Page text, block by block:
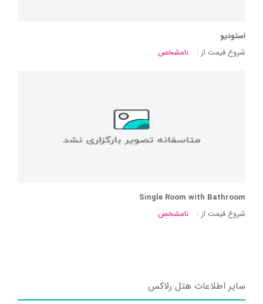
استودیو
شروع قیمت از :
نامشخص
Single Room with Bathroom
شروع قیمت از :
نامشخص
سایر اطلاعات هتل رلاکس